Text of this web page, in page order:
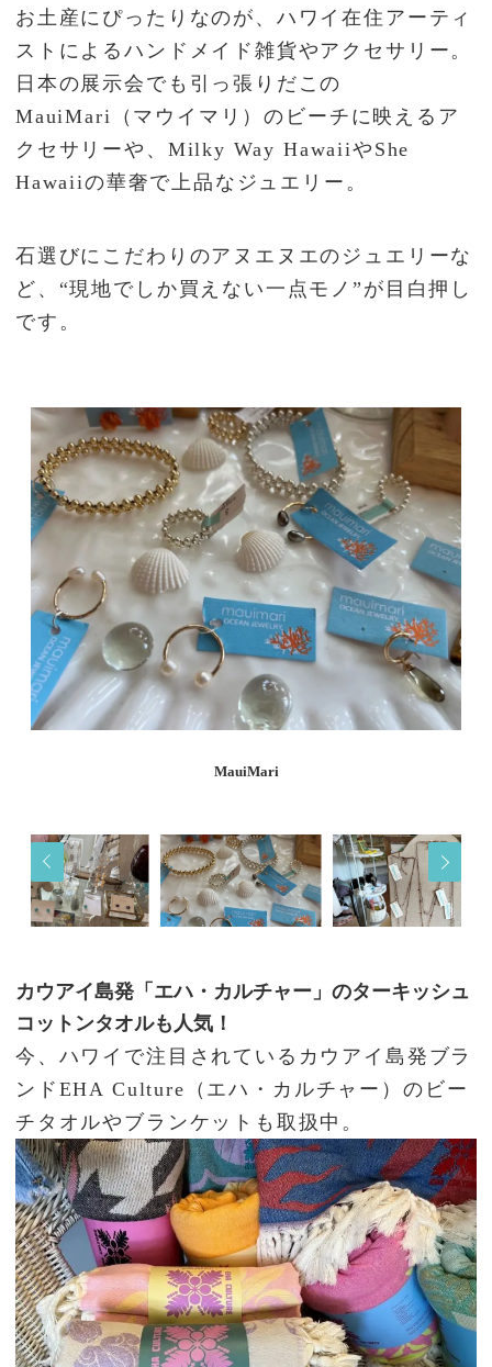
お土産にぴったりなのが、ハワイ在住アーティ
ストによるハンドメイド雑貨やアクセサリー。
日本の展示会でも引っ張りだこの
MauiMari（マウイマリ）のビーチに映えるア
クセサリーや、Milky Way HawaiiやShe
Hawaiiの華奢で上品なジュエリー。
石選びにこだわりのアヌエヌエのジュエリーな
ど、“現地でしか買えない一点モノ”が目白押し
です。
MauiMari
カウアイ島発「エハ・カルチャー」のターキッシュ
コットンタオルも人気！
今、ハワイで注目されているカウアイ島発ブラ
ンドEHA Culture（エハ・カルチャー）のビー
チタオルやブランケットも取扱中。